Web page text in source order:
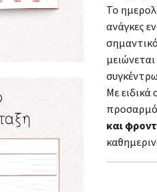
Το
ανάγκες
Με
και